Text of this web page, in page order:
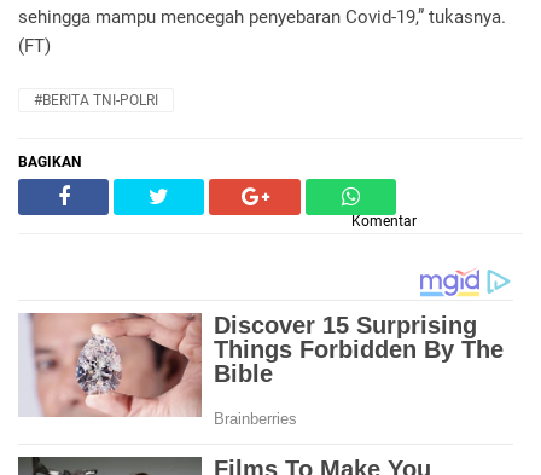
sehingga mampu mencegah penyebaran Covid-19,” tukasnya.
(FT)
#BERITA TNI-POLRI
BAGIKAN
Komentar